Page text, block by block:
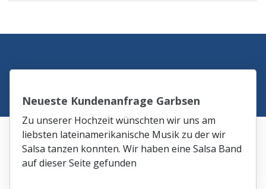
Neueste Kundenanfrage Garbsen
Zu unserer Hochzeit wünschten wir uns am
liebsten lateinamerikanische Musik zu der wir
Salsa tanzen konnten. Wir haben eine Salsa Band
auf dieser Seite gefunden